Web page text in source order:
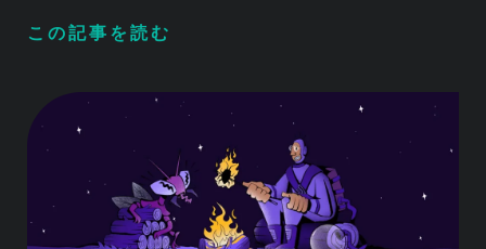
この記事を読む